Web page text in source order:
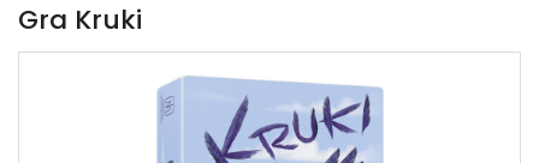
Gra Kruki